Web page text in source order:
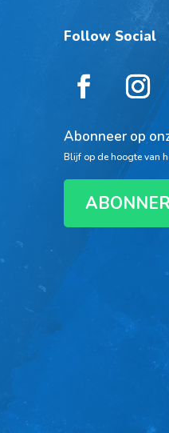
Follow Social
Abonneer op
Blijf op de hoogte van